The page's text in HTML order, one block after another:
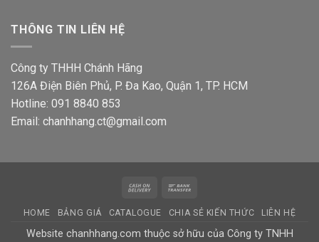
THÔNG TIN LIÊN HỆ
Công ty THHH Chánh Hãng
126A Điện Biên Phủ, P. Đa Kao, Quận 1, TP. HCM
Hotline: 091 8840 853
Email: chanhhang.ct@gmail.com
Cash
Delivery
HOME BẢNG GIÁ CATALOGUE CHIA SẺ KIẾN THỨC LIÊN HỆ
Website chanhhang.com thuộc sở hữu của Công ty TNHH